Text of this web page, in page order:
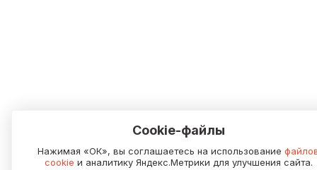
Cookie-файлы
Нажимая «ОК», вы соглашаетесь на использование
cookie и аналитику Яндекс.Метрики для улучшения сайта.